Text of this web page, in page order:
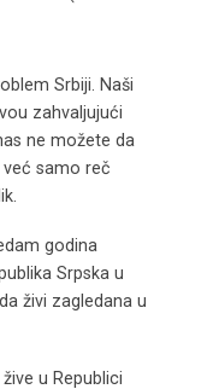
Srbiji. Naši
zahvaljujući
ne možete da
samo reč
godina
Srpska u
živi zagledana u
u Republici